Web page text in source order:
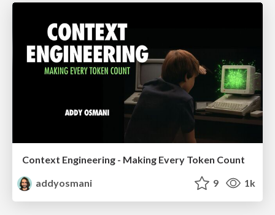
Context Engineering - Making Every Token Count
addyosmani
9 1k